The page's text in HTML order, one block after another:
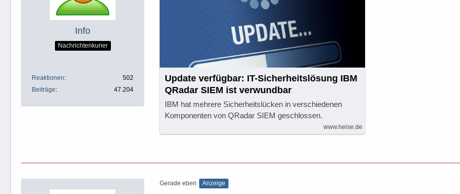
Info
Nachrichtenkurier
Reaktionen
502
Beiträge
47.204
Update verfügbar: IT-Sicherheitslösung IBM
QRadar SIEM ist verwundbar
IBM hat mehrere Sicherheitslücken in verschiedenen
Komponenten von QRadar SIEM geschlossen.
www.heise.de
Gerade eben Anzeige